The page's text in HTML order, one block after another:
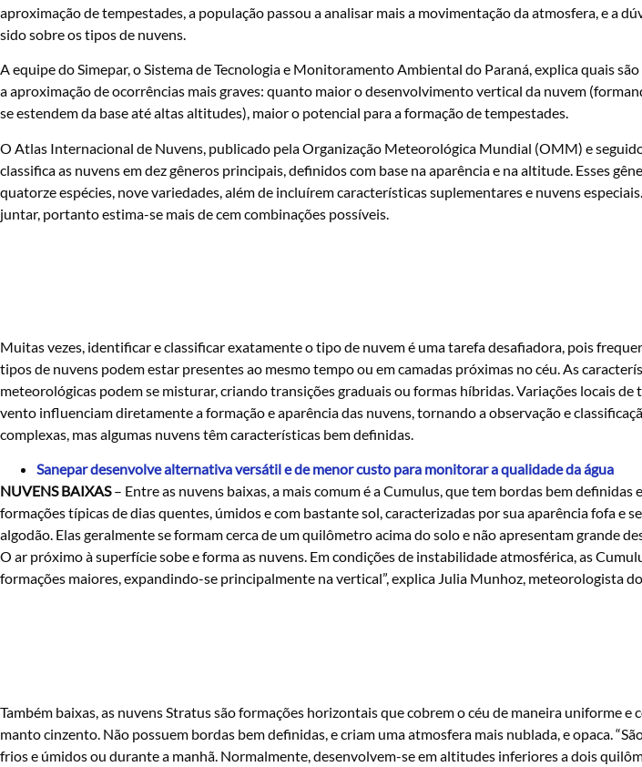
aproximação de tempestades, a população passou a analisar mais a movimentação da atmosfera, e a
sido sobre os tipos de nuvens.
A equipe do Simepar, o Sistema de Tecnologia e Monitoramento Ambiental do Paraná, explica quais
a aproximação de ocorrências mais graves: quanto maior o desenvolvimento vertical da nuvem
se estendem da base até altas altitudes), maior o potencial para a formação de tempestades.
O Atlas Internacional de Nuvens, publicado pela Organização Meteorológica Mundial (OMM) e
classifica as nuvens em dez gêneros principais, definidos com base na aparência e na altitude. Esses
quatorze espécies, nove variedades, além de incluírem características suplementares e nuvens
juntar, portanto estima-se mais de cem combinações possíveis.
Muitas vezes, identificar e classificar exatamente o tipo de nuvem é uma tarefa desafiadora, pois
tipos de nuvens podem estar presentes ao mesmo tempo ou em camadas próximas no céu. As
meteorológicas podem se misturar, criando transições graduais ou formas híbridas. Variações locais de
vento influenciam diretamente a formação e aparência das nuvens, tornando a observação e
complexas, mas algumas nuvens têm características bem definidas.
Sanepar desenvolve alternativa versátil e de menor custo para monitorar a qualidade da água
NUVENS BAIXAS– Entre as nuvens baixas, a mais comum é a Cumulus, que tem bordas bem definidas
formações típicas de dias quentes, úmidos e com bastante sol, caracterizadas por sua aparência fofa e
algodão. Elas geralmente se formam cerca de um quilômetro acima do solo e não apresentam grande
O ar próximo à superfície sobe e forma as nuvens. Em condições de instabilidade atmosférica, as
formações maiores, expandindo-se principalmente na vertical”, explica Julia Munhoz, meteorologista
Também baixas, as nuvens Stratus são formações horizontais que cobrem o céu de maneira uniforme e
manto cinzento. Não possuem bordas bem definidas, e criam uma atmosfera mais nublada, e opaca.
frios e úmidos ou durante a manhã. Normalmente, desenvolvem-se em altitudes inferiores a dois